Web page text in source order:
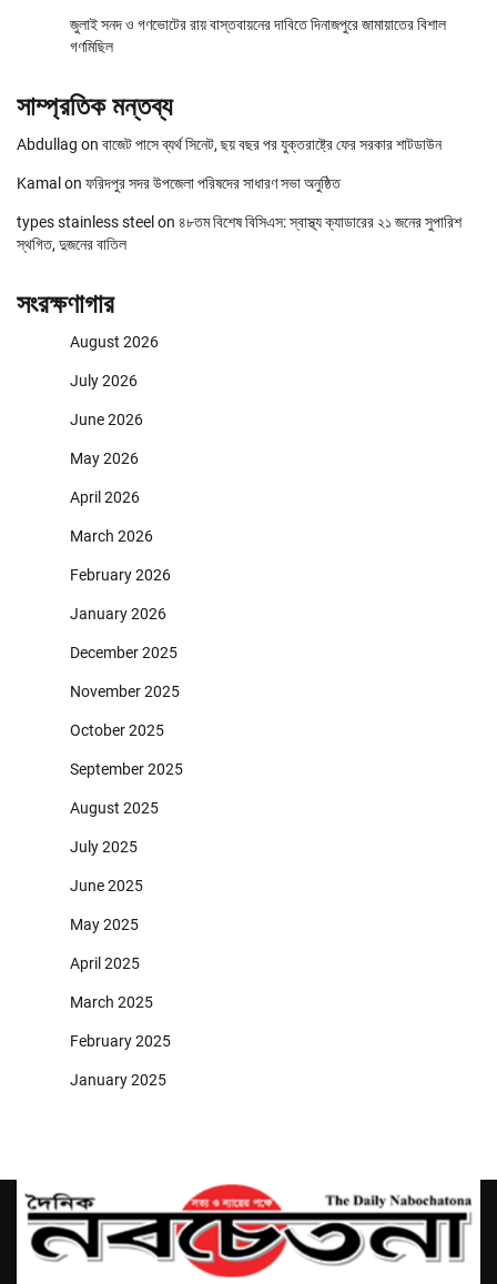
জুলাই সনদ ও গণভোটের রায় বাস্তবায়নের দাবিতে দিনাজপুরে জামায়াতের বিশাল
গণমিছিল
সাম্প্রতিক মন্তব্য
Abdullag on বাজেট পাসে ব্যর্থ সিনেট, ছয় বছর পর যুক্তরাষ্ট্রে ফের সরকার শাটডাউন
Kamal on ফরিদপুর সদর উপজেলা পরিষদের সাধারণ সভা অনুষ্ঠিত
types stainless steel on ৪৮তম বিশেষ বিসিএস: স্বাস্থ্য ক্যাডারের ২১ জনের সুপারিশ
স্থগিত, দুজনের বাতিল
সংরক্ষণাগার
August 2026
July 2026
June 2026
May 2026
April 2026
March 2026
February 2026
January 2026
December 2025
November 2025
October 2025
September 2025
August 2025
July 2025
June 2025
May 2025
April 2025
March 2025
February 2025
January 2025